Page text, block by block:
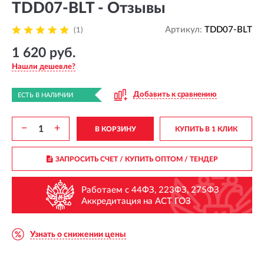
TDD07-BLT - Отзывы
(1) Артикул: TDD07-BLT
1 620 руб.
Нашли дешевле?
ЕСТЬ В НАЛИЧИИ Добавить к сравнению
− + В КОРЗИНУ КУПИТЬ В 1 КЛИК
ЗАПРОСИТЬ СЧЕТ / КУПИТЬ ОПТОМ/ ТЕНДЕР
Работаем с 44ФЗ, 223ФЗ, 275ФЗ
Аккредитация на АСТ ГОЗ
Узнать о снижении цены